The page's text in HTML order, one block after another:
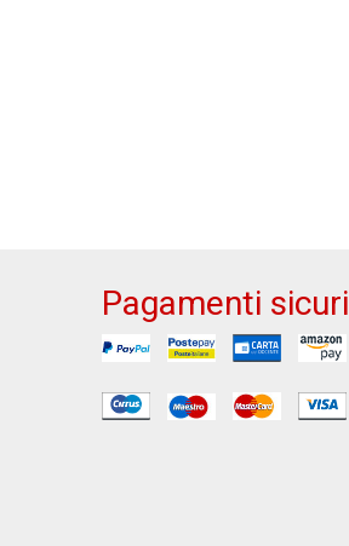
Pagamenti sicuri